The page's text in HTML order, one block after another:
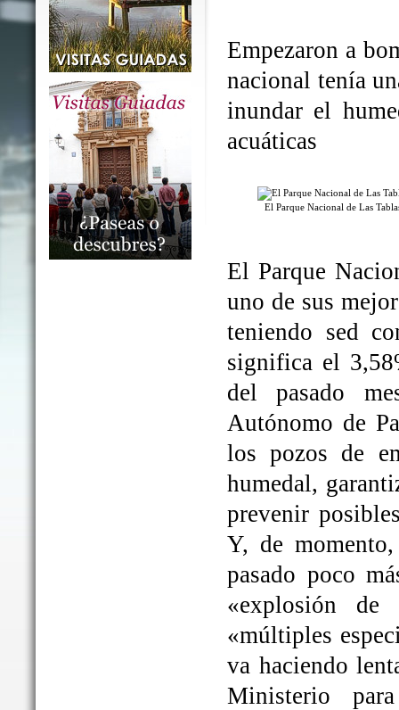
Empezaron a
nacional tenía
inundar el
acuáticas
El Parque Nacional de Las
El Parque
uno de sus
teniendo sed
significa el
del pasado
Autónomo de
los pozos de
humedal,
prevenir
Y, de
pasado poco
«explosión
«múltiples
va haciendo
Ministerio